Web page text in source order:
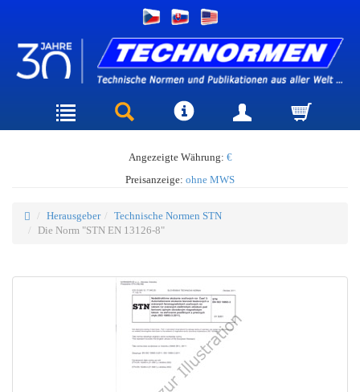
Angezeigte Währung: €
Preisanzeige: ohne MWS
Herausgeber
Technische Normen STN
Die Norm "STN EN 13126-8"